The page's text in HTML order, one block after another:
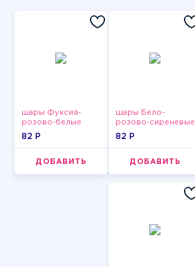
шары Фуксия-
розово-белые
пастельные
82 P
ДОБАВИТЬ
шары Бело-
розово-сиреневые
пастельные
82 P
ДОБАВИТЬ